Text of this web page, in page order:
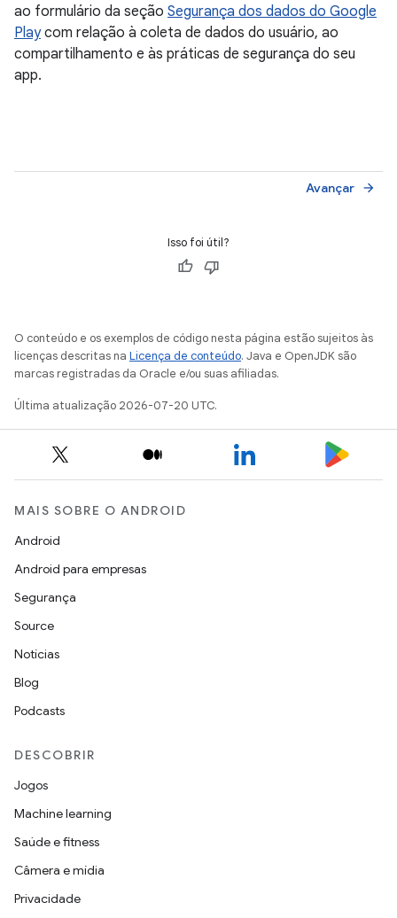
ao formulário da seção Segurança dos dados do Google
Playcom relação à coleta de dados do usuário, ao
compartilhamento e às práticas de segurança do seu
app.
Avançar arrow_forward
Isso foi útil?
O conteúdo e os exemplos de código nesta página estão sujeitos às
licenças descritas na Licença de conteúdo. Java e OpenJDK são
marcas registradas da Oracle e/ou suas afiliadas.
Última atualização 2026-07-20 UTC.
MAIS SOBRE O ANDROID
Android
Android para empresas
Segurança
Source
Notícias
Blog
Podcasts
DESCOBRIR
Jogos
Machine learning
Saúde e fitness
Câmera e mídia
Privacidade